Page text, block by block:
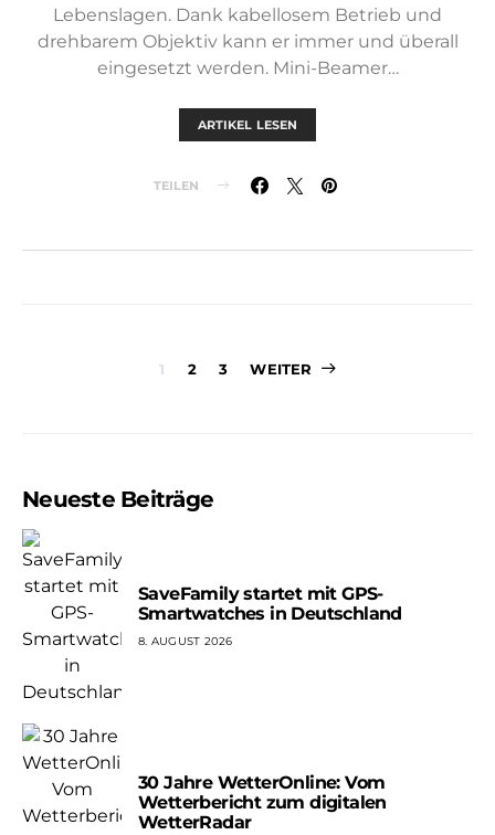
Lebenslagen. Dank kabellosem Betrieb und
drehbarem Objektiv kann er immer und überall
eingesetzt werden. Mini-Beamer…
ARTIKEL LESEN
TEILEN
1 2 3 WEITER
Neueste Beiträge
SaveFamily startet mit GPS-
Smartwatches in Deutschland
8. AUGUST 2026
30 Jahre WetterOnline: Vom
Wetterbericht zum digitalen
WetterRadar